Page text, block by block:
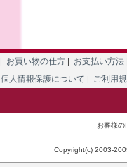
| お買い物の仕方 | お支払い方法
個人情報保護について | ご利用
お客様
Copyright(c) 2003-